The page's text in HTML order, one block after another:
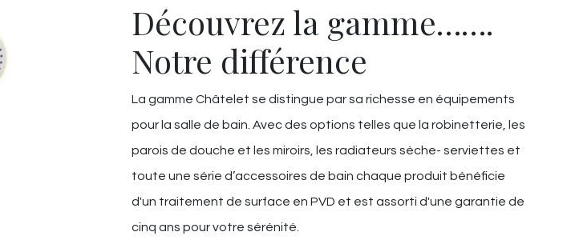
Découvrez la gamme…….
Notre différence
La gamme Châtelet se distingue par sa richesse en équipements
pour la salle de bain. Avec des options telles que la robinetterie, les
parois de douche et les miroirs, les radiateurs sèche- serviettes et
toute une série d’accessoires de bain chaque produit bénéficie
d'un traitement de surface en PVD et est assorti d'une garantie de
cinq ans pour votre sérénité.